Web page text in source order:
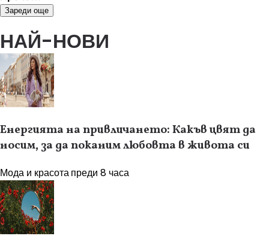
Зареди още
НАЙ-НОВИ
Енергията на привличането: Какъв цвят да
носим, за да поканим любовта в живота си
Мода и красотапреди 8 часа